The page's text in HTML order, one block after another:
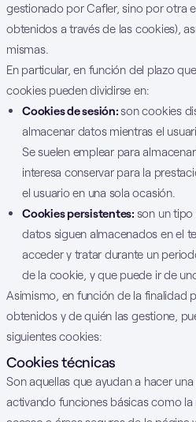
gestionado por Cafler, sino por otra
obtenidos a través de las cookies),
mismas.
En particular, en función del plazo
cookies pueden dividirse en:
Cookies de sesión:son cookies
almacenar datos mientras el
Se suelen emplear para
interesa conservar para la
el usuario en una sola ocasión.
Cookies persistentes: son un tipo
datos siguen almacenados en el
acceder y tratar durante un
de la cookie, y que puede ir de
Asimismo, en función de la finalidad
obtenidos y de quién las gestione,
siguientes cookies:
Cookies técnicas
Son aquellas que ayudan a hacer
activando funciones básicas como la